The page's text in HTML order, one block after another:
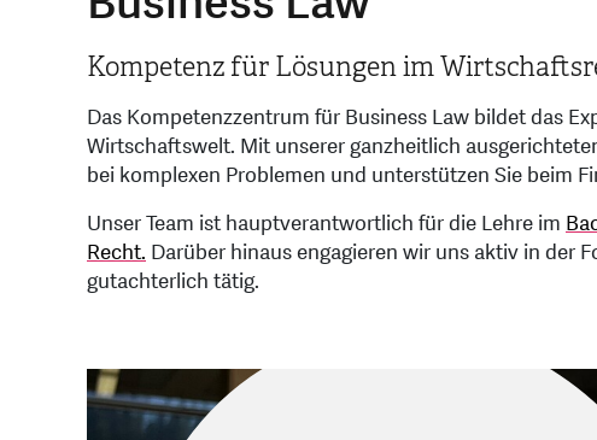
Kompetenz für Lösungen im
Das Kompetenzzentrum für Business Law bildet das
Wirtschaftswelt. Mit unserer ganzheitlich
bei komplexen Problemen und unterstützen Sie beim
Unser Team ist hauptverantwortlich für die Lehre im
Recht. Darüber hinaus engagieren wir uns aktiv in der
gutachterlich tätig.